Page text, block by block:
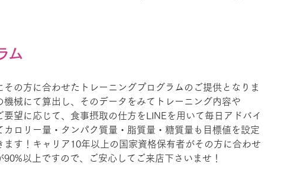
ム
の方に合わせたトレーニングプログラムのご提供となりま
械にて算出し、そのデータをみてトレーニング内容や
望に応じて、食事摂取の仕方をLINEを用いて毎日アドバイ
ロリー量・タンパク質量・脂質量・糖質量も目標値を設定
す！キャリア10年以上の国家資格保有者がその方に合わせ
以上ですので、ご安心してご来店下さいませ！